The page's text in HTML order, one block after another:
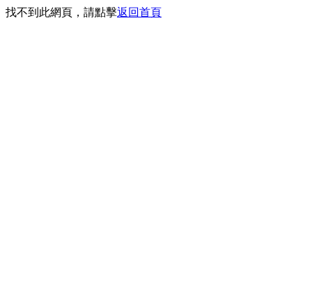
找不到此網頁，請點擊返回首頁